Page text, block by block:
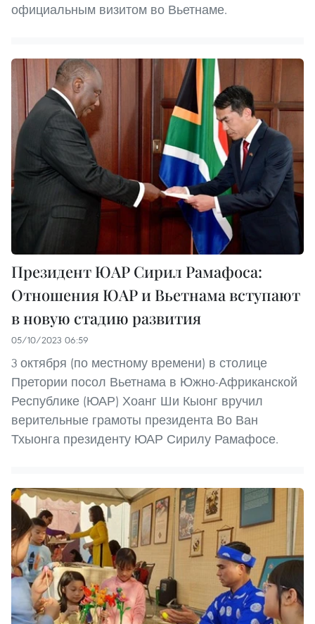
официальным визитом во Вьетнаме.
Президент ЮАР Сирил Рамафоса:
Отношения ЮАР и Вьетнама вступают
в новую стадию развития
05/10/2023 06:59
3 октября (по местному времени) в столице
Претории посол Вьетнама в Южно-Африканской
Республике (ЮАР) Хоанг Ши Кыонг вручил
верительные грамоты президента Во Ван
Тхыонга президенту ЮАР Сирилу Рамафосе.